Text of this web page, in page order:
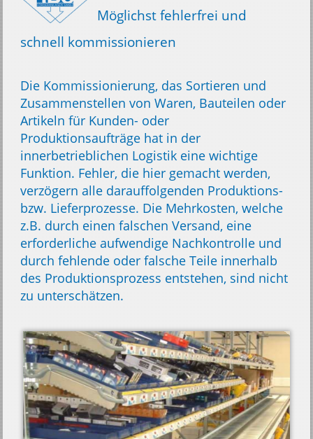
Möglichst fehlerfrei und
schnell kommissionieren
Die Kommissionierung, das Sortieren und
Zusammenstellen von Waren, Bauteilen oder
Artikeln für Kunden- oder
Produktionsaufträge hat in der
innerbetrieblichen Logistik eine wichtige
Funktion. Fehler, die hier gemacht werden,
verzögern alle darauffolgenden Produktions-
bzw. Lieferprozesse. Die Mehrkosten, welche
z.B. durch einen falschen Versand, eine
erforderliche aufwendige Nachkontrolle und
durch fehlende oder falsche Teile innerhalb
des Produktionsprozess entstehen, sind nicht
zu unterschätzen.